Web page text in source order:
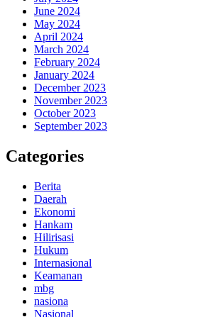
June 2024
May 2024
April 2024
March 2024
February 2024
January 2024
December 2023
November 2023
October 2023
September 2023
Categories
Berita
Daerah
Ekonomi
Hankam
Hilirisasi
Hukum
Internasional
Keamanan
mbg
nasiona
Nasional